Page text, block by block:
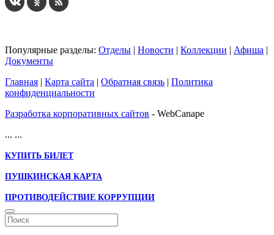
Популярные разделы: Отделы | Новости | Коллекции | Афиша |
Документы
Главная | Карта сайта | Обратная связь | Политика
конфиденциальности
Разработка корпоративных сайтов - WebCanape
... ...
КУПИТЬ БИЛЕТ
ПУШКИНСКАЯ КАРТА
ПРОТИВОДЕЙСТВИЕ КОРРУПЦИИ